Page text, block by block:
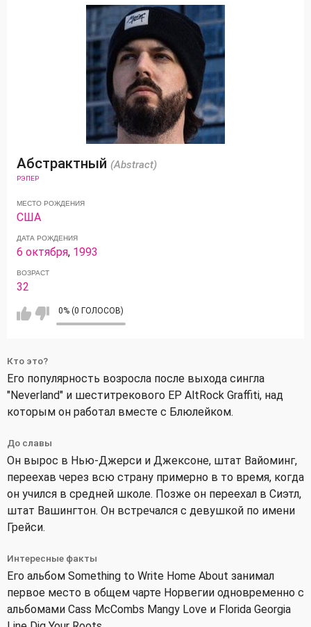
Абстрактный (Abstract)
РЭПЕР
МЕСТО РОЖДЕНИЯ
США
ДАТА РОЖДЕНИЯ
6 октября, 1993
ВОЗРАСТ
32
0% (0 ГОЛОСОВ)
Кто это?
Его популярность возросла после выхода сингла
"Neverland" и шеститрекового EP AltRock Graffiti, над
которым он работал вместе с Блюлейком.
До славы
Он вырос в Нью-Джерси и Джексоне, штат Вайоминг,
переехав через всю страну примерно в то время, когда
он учился в средней школе. Позже он переехал в Сиэтл,
штат Вашингтон. Он встречался с девушкой по имени
Грейси.
Интересные факты
Его альбом Something to Write Home About занимал
первое место в общем чарте Норвегии одновременно с
альбомами Cass McCombs Mangy Love и Florida Georgia